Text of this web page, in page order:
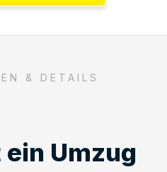
& DETAILS
Umzug